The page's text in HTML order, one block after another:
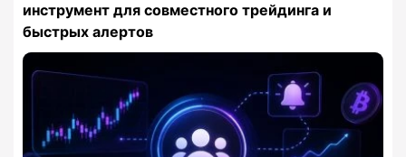
инструмент для совместного трейдинга и
быстрых алертов